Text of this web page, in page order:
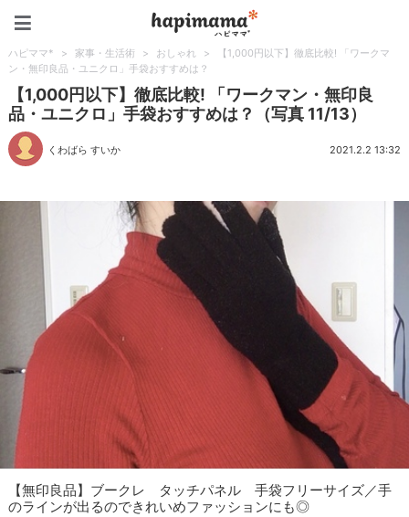
ハピママ* > 家事・生活術 > おしゃれ >
【1,000円以下】徹底比較! 「ワークマ
ン・無印良品・ユニクロ」手袋おすすめは？
【1,000円以下】徹底比較! 「ワークマン・無印良
品・ユニクロ」手袋おすすめは？（写真 11/13）
くわばら すいか 2021.2.2 13:32
【無印良品】ブークレ タッチパネル 手袋フリーサイズ／手
のラインが出るのできれいめファッションにも◎